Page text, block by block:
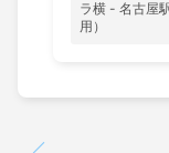
ラ横 - 名古屋
用）